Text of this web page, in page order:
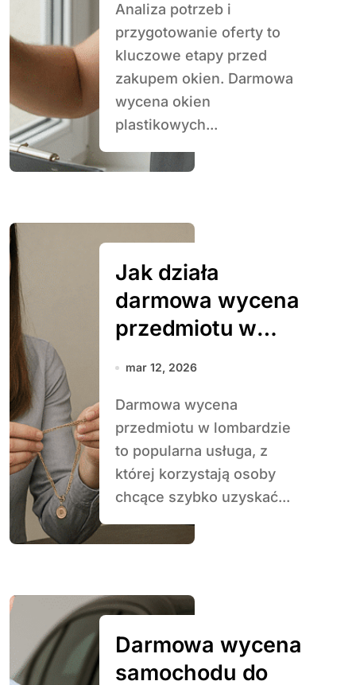
Analiza potrzeb i
przygotowanie oferty to
kluczowe etapy przed
zakupem okien. Darmowa
wycena okien
plastikowych...
Jak działa
darmowa wycena
przedmiotu w
lombardzie
mar 12, 2026
Darmowa wycena
przedmiotu w lombardzie
to popularna usługa, z
której korzystają osoby
chcące szybko uzyskać...
Darmowa wycena
samochodu do